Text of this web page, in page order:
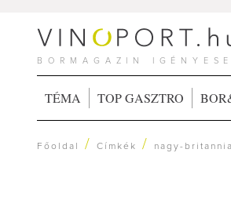
BORMAGAZIN
TÉMA TOP GASZTRO
Főoldal /Címkék / nagy-britannia